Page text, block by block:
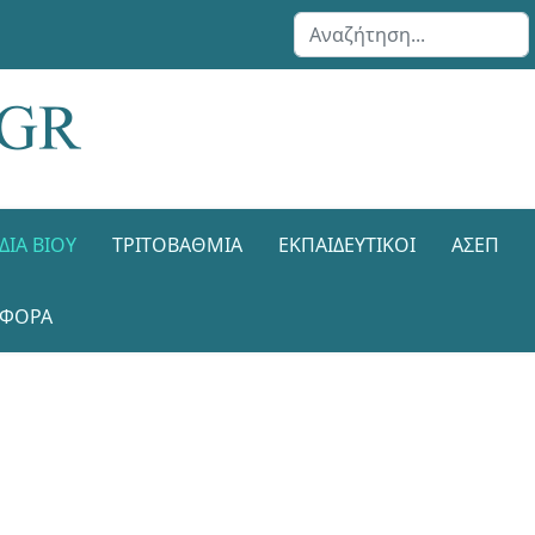
Αναζήτηση...
ΒΊΟΥ ΤΡΙΤΟΒΆΘΜΙΑ ΕΚΠΑΙΔΕΥΤΙΚΟΊ ΑΣΕΠ